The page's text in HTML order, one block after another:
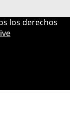
los derechos